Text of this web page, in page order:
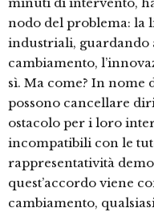
minuti di intervento,
nodo del problema: la
industriali, guardando
cambiamento,
sì. Ma come? In nome
possono cancellare
ostacolo per i loro
incompatibili con le
rappresentatività
quest’accordo viene
cambiamento,